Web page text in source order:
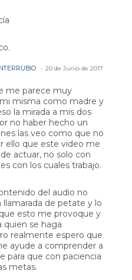
20 de Junio de 2017
me parece muy
misma como madre y
la mirada a mis dos
no haber hecho un
las veo como que no
ello que este video me
actuar, no solo con
con los cuales trabajo.
del audio no
de petate y lo
esto me provoque y
se haga
realmente espero que
ayude a comprender a
para que con paciencia
metas.